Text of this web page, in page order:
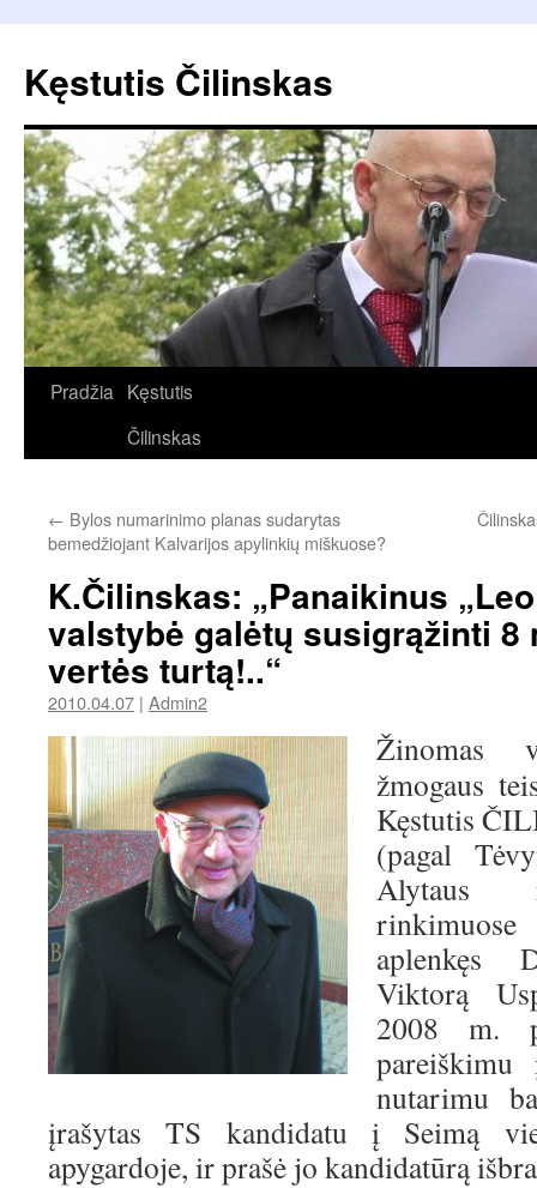
turinio
Kęstutis Čilinskas
Pradžia Kęstutis
Čilinskas
← Bylos numarinimo planas sudarytas
bemedžiojant Kalvarijos apylinkių miškuose?
K.Čilinskas: „Panaikinus
valstybė galėtų susigrąžinti
vertės turtą!..“
2010.04.07 | Admin2
Žinomas
žmogaus
Kęstutis
(pagal
Alytaus
aplenkęs
Viktorą
2008 m.
nutarimu
įrašytas TS kandidatu į Seimą
apygardoje, ir prašė jo kandidatūrą